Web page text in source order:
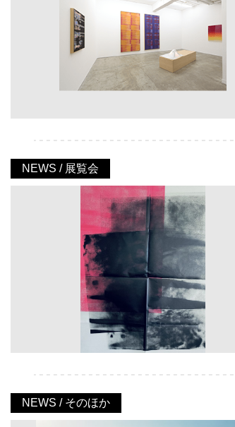
NEWS / 展覧会
NEWS / そのほか